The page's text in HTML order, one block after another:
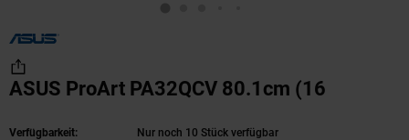
ASUS ProArt PA32QCV 80.1cm (16
Verfügbarkeit:
Nur noch 10 Stück verfügbar